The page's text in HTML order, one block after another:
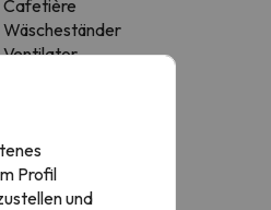
Cafetière
Wäscheständer
Ventilator
Profil
und